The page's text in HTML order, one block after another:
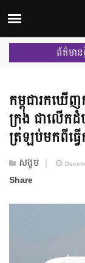
ព័ត៌មាន
នីហឫទ័យ នឹងក្លាយជា
កម្ពុជា​រកឃើ
ក្រុង ជាលើកដំ
ត្រឡប់​មកពី​ធ្វ
សង្គម
Share